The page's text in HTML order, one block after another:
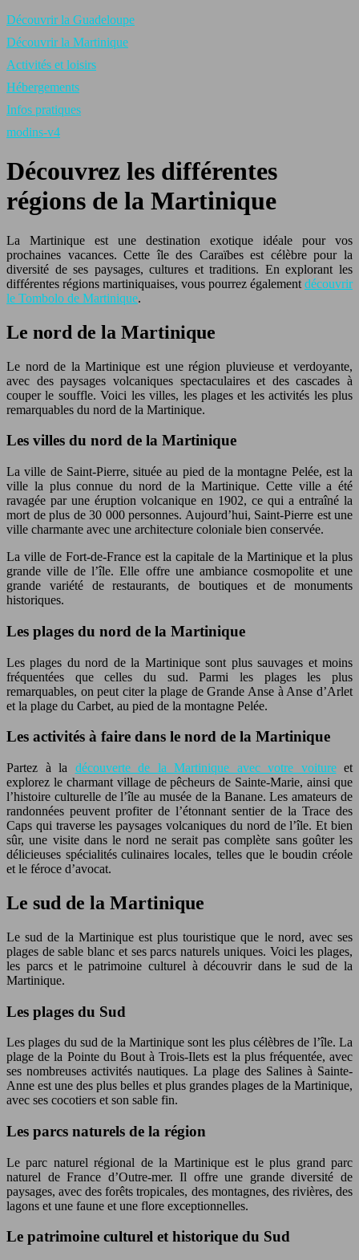
Découvrir la Guadeloupe
Découvrir la Martinique
Activités et loisirs
Hébergements
Infos pratiques
modins-v4
Découvrez les différentes
régions de la Martinique
La Martinique est une destination exotique idéale pour vos
prochaines vacances. Cette île des Caraïbes est célèbre pour la
diversité de ses paysages, cultures et traditions. En explorant les
différentes régions martiniquaises, vous pourrez également découvrir
le Tombolo de Martinique.
Le nord de la Martinique
Le nord de la Martinique est une région pluvieuse et verdoyante,
avec des paysages volcaniques spectaculaires et des cascades à
couper le souffle. Voici les villes, les plages et les activités les plus
remarquables du nord de la Martinique.
Les villes du nord de la Martinique
La ville de Saint-Pierre, située au pied de la montagne Pelée, est la
ville la plus connue du nord de la Martinique. Cette ville a été
ravagée par une éruption volcanique en 1902, ce qui a entraîné la
mort de plus de 30 000 personnes. Aujourd’hui, Saint-Pierre est une
ville charmante avec une architecture coloniale bien conservée.
La ville de Fort-de-France est la capitale de la Martinique et la plus
grande ville de l’île. Elle offre une ambiance cosmopolite et une
grande variété de restaurants, de boutiques et de monuments
historiques.
Les plages du nord de la Martinique
Les plages du nord de la Martinique sont plus sauvages et moins
fréquentées que celles du sud. Parmi les plages les plus
remarquables, on peut citer la plage de Grande Anse à Anse d’Arlet
et la plage du Carbet, au pied de la montagne Pelée.
Les activités à faire dans le nord de la Martinique
Partez à la découverte de la Martinique avec votre voitureet
explorez le charmant village de pêcheurs de Sainte-Marie, ainsi que
l’histoire culturelle de l’île au musée de la Banane. Les amateurs de
randonnées peuvent profiter de l’étonnant sentier de la Trace des
Caps qui traverse les paysages volcaniques du nord de l’île. Et bien
sûr, une visite dans le nord ne serait pas complète sans goûter les
délicieuses spécialités culinaires locales, telles que le boudin créole
et le féroce d’avocat.
Le sud de la Martinique
Le sud de la Martinique est plus touristique que le nord, avec ses
plages de sable blanc et ses parcs naturels uniques. Voici les plages,
les parcs et le patrimoine culturel à découvrir dans le sud de la
Martinique.
Les plages du Sud
Les plages du sud de la Martinique sont les plus célèbres de l’île. La
plage de la Pointe du Bout à Trois-Ilets est la plus fréquentée, avec
ses nombreuses activités nautiques. La plage des Salines à Sainte-
Anne est une des plus belles et plus grandes plages de la Martinique,
avec ses cocotiers et son sable fin.
Les parcs naturels de la région
Le parc naturel régional de la Martinique est le plus grand parc
naturel de France d’Outre-mer. Il offre une grande diversité de
paysages, avec des forêts tropicales, des montagnes, des rivières, des
lagons et une faune et une flore exceptionnelles.
Le patrimoine culturel et historique du Sud